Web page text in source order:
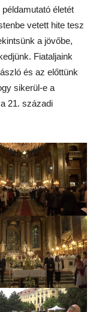
életét
vetett hite tesz
a jövőbe,
Fiataljaink
és az előttünk
sikerül-e a
21. századi